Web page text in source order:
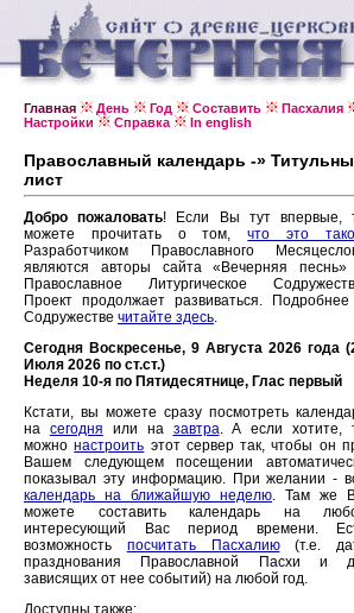
Главная День Год Составить Пасхалия
Настройки
Справка In english
Православный календарь -»
лист
Добро пожаловать! Если Вы тут впервые,
можете прочитать о том,что это
Разработчиком Православного
являются авторы сайта «Вечерняя
Православное Литургическое
Проект продолжает развиваться.
Содружестве читайте здесь.
Сегодня Воскресенье, 9 Августа 2026 года
Июля 2026 по ст.ст.)
Неделя 10-я по Пятидесятнице, Глас первый
Кстати, вы можете сразу посмотреть
на сегодня или на завтра. А если хотите,
можнонастроить этот сервер так, чтобы он
Вашем следующем посещении
показывал эту информацию. При желании -
календарь на ближайшую неделю. Там же
можете составить календарь на
интересующий Вас период времени.
возможность посчитать Пасхалию(т.е.
празднования Православной Пасхи и
зависящих от нее событий) на любой год.
Доступны также: